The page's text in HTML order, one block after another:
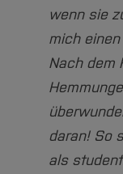
wenn sie
mich
Nach dem
daran! So
als